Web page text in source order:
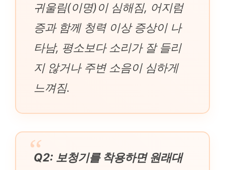
귀울림(이명)이 심해짐, 어지럼
증과 함께 청력 이상 증상이 나
타남, 평소보다 소리가 잘 들리
지 않거나 주변 소음이 심하게
느껴짐.
Q2: 보청기를 착용하면 원래대